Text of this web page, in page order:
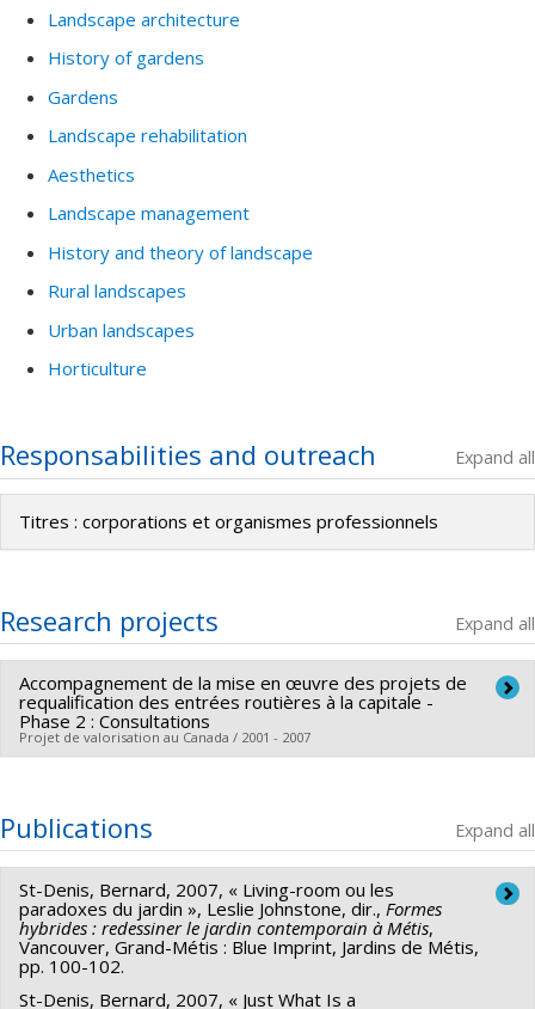
Landscape architecture
History of gardens
Gardens
Landscape rehabilitation
Aesthetics
Landscape management
History and theory of landscape
Rural landscapes
Urban landscapes
Horticulture
Responsabilities and outreach Expand all
Titres : corporations et organismes professionnels
Research projects Expand all
Accompagnement de la mise en œuvre des projets de
requalification des entrées routières à la capitale -
Phase 2 : Consultations
Projet de valorisation au Canada / 2001 - 2007
Publications Expand all
St-Denis, Bernard, 2007, « Living-room ou les
paradoxes du jardin », Leslie Johnstone, dir., Formes
hybrides : redessiner le jardin contemporain à Métis,
Vancouver, Grand-Métis : Blue Imprint, Jardins de Métis,
pp. 100-102.
St-Denis, Bernard, 2007, « Just What Is a